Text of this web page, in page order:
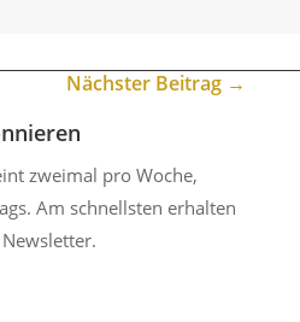
Nächster Beitrag →
zweimal pro Woche,
Am schnellsten erhalten